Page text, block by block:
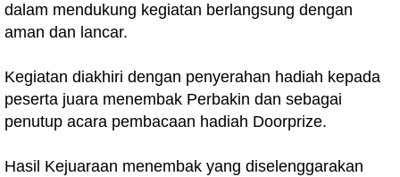
dalam mendukung kegiatan berlangsung dengan
aman dan lancar.
Kegiatan diakhiri dengan penyerahan hadiah kepada
peserta juara menembak Perbakin dan sebagai
penutup acara pembacaan hadiah Doorprize.
Hasil Kejuaraan menembak yang diselenggarakan